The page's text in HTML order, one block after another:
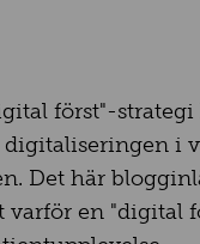
först"-
i
Det här
varför en "digital